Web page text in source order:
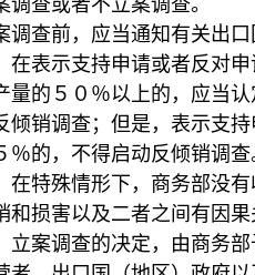
查前，应当通知有关出口
示支持申请或者反对申
量的５０％以上的，应当
倾销调查；但是，表示支
的，不得启动反倾销调查
殊情形下，商务部没有
和损害以及二者之间有因果
调查的决定，由商务部